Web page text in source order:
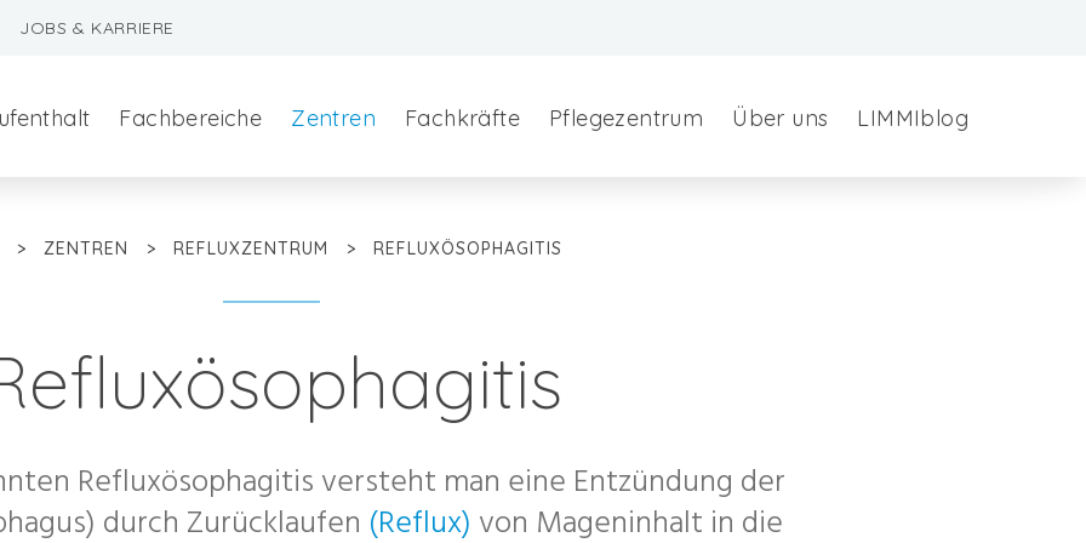
JOBS & KARRIERE
Fachbereiche Zentren Fachkräfte Pflegezentrum Über uns LIMMIblog
> ZENTREN > REFLUXZENTRUM > REFLUXÖSOPHAGITIS
Refluxösophagitis versteht man eine Entzündung der
durch Zurücklaufen (Reflux) von Mageninhalt in die